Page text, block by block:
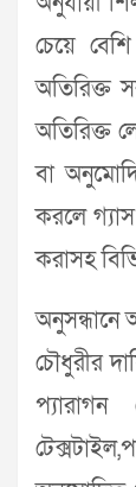
চেয়ে
অতিরিক্ত
অতিরিক্ত
বা
করলে গ্যাস
করাসহ
অনুসন্ধানে
চৌধুরীর